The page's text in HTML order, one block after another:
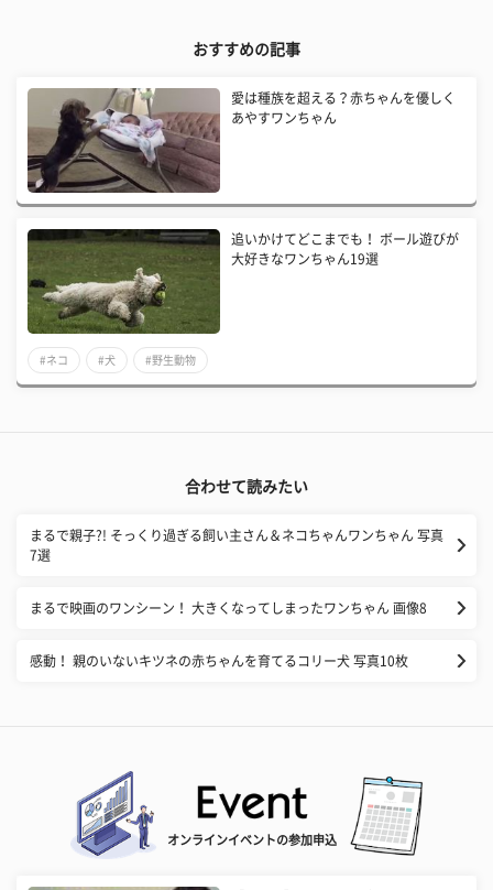
おすすめの記事
愛は種族を超える？赤ちゃんを優しく
あやすワンちゃん
追いかけてどこまでも！ ボール遊びが
大好きなワンちゃん19選
#ネコ #犬 #野生動物
合わせて読みたい
まるで親子?! そっくり過ぎる飼い主さん＆ネコちゃんワンちゃん 写真
7選
まるで映画のワンシーン！ 大きくなってしまったワンちゃん 画像8
感動！ 親のいないキツネの赤ちゃんを育てるコリー犬 写真10枚
オンラインイベントの参加申込